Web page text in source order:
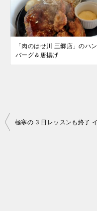
「肉のはせ川 三郷店」のハン
バーグ＆唐揚げ
投